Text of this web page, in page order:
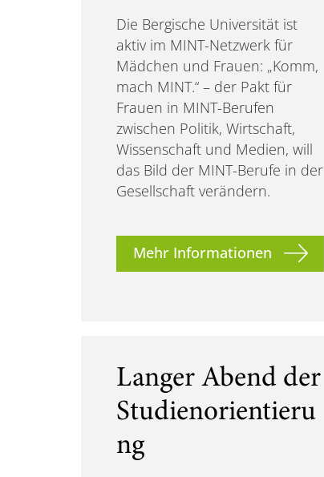
Die Bergische Universität ist
aktiv im MINT-Netzwerk für
Mädchen und Frauen: „Komm,
mach MINT.“ – der Pakt für
Frauen in MINT-Berufen
zwischen Politik, Wirtschaft,
Wissenschaft und Medien, will
das Bild der MINT-Berufe in der
Gesellschaft verändern.
Mehr Informationen
Langer Abend der
Studienorientieru
ng